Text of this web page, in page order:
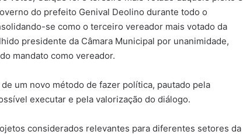
do prefeito Genival Deolino durante todo o
se como o terceiro vereador mais votado da
presidente da Câmara Municipal por unanimidade,
mandato como vereador.
um novo método de fazer política, pautado pela
executar e pela valorização do diálogo.
considerados relevantes para diferentes setores da